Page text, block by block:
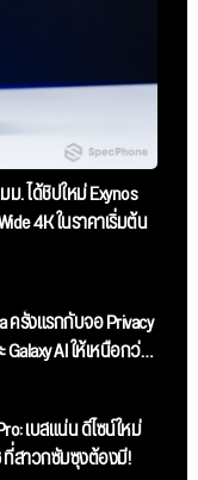
ม. ได้ชิปใหม่ Exynos
4K ในราคาเริ่มต้น
ครั้งแรกกับจอ Privacy
AI ให้เหนือกว่า
เบสแน่น ดีไซน์ใหม่
ที่สาวกซัมซุงต้องมี!